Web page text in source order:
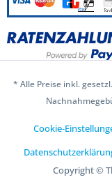
* Alle Preise inkl.
Cookie-
Copyright ©